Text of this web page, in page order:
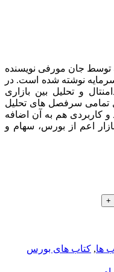
توسط جان مورفی نویسنده
نوشته شده است. در
و تحلیل بین بازاری
تمامی سرفصل های تحلیل
کاربردی هم به آن اضافه
اعم از بورس، سهام و
ها, کتاب های بورس